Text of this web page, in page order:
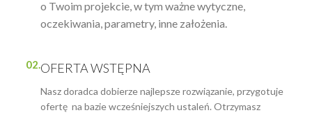
o Twoim projekcie, w tym ważne wytyczne,
oczekiwania, parametry, inne założenia.
02.OFERTA WSTĘPNA
Nasz doradca dobierze najlepsze rozwiązanie, przygotuje
ofertę na bazie wcześniejszych ustaleń. Otrzymasz